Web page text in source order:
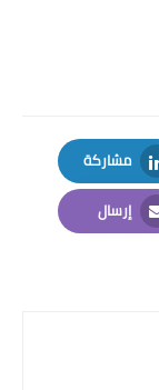
مشاركة
LinkedIn
إرسال
Email